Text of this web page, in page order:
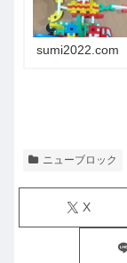
sumi2022.com
ニューブロック
X